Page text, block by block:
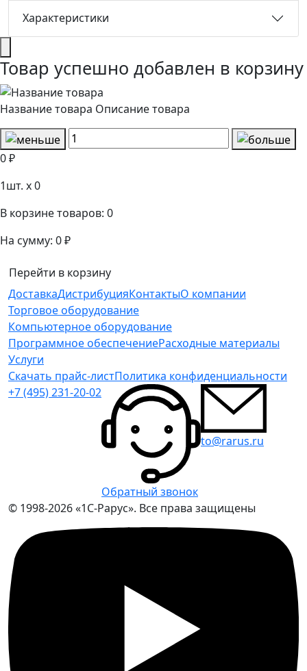
Характеристики
Товар успешно добавлен в корзину
Название товара Описание товара
0 ₽
1шт. x0
В корзине товаров: 0
На сумму: 0 ₽
Перейти в корзину
ДоставкаДистрибуцияКонтактыО компании
Торговое оборудование
Компьютерное оборудование
Программное обеспечениеРасходные материалы
Услуги
Скачать прайс-листПолитика конфиденциальности
+7 (495) 231-20-02
Обратный звонок
to@rarus.ru
© 1998-2026 «1С-Рарус». Все права защищены